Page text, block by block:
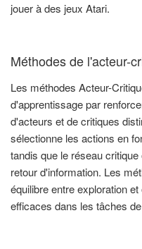
jouer à des jeux Atari.
Méthodes de l'acteur-
Les méthodes Acteur-
d'apprentissage par
d'acteurs et de critiques
sélectionne les actions en
tandis que le réseau
retour d'information. Les
équilibre entre exploration
efficaces dans les tâches